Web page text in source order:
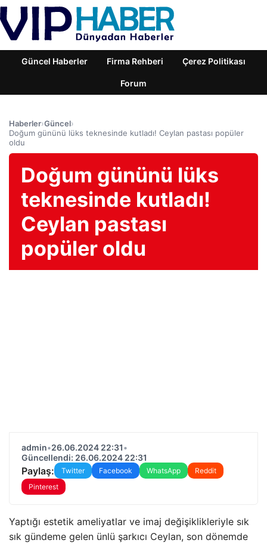
Güncel Haberler Firma Rehberi Çerez Politikası
Forum
Haberler›Güncel›
Doğum gününü lüks teknesinde kutladı! Ceylan pastası popüler
oldu
Doğum gününü lüks
teknesinde kutladı!
Ceylan pastası
popüler oldu
admin•26.06.2024 22:31•
Güncellendi: 26.06.2024 22:31
Paylaş: Twitter Facebook WhatsApp
Reddit
Pinterest
Yaptığı estetik ameliyatlar ve imaj değişiklikleriyle sık
sık gündeme gelen ünlü şarkıcı Ceylan, son dönemde